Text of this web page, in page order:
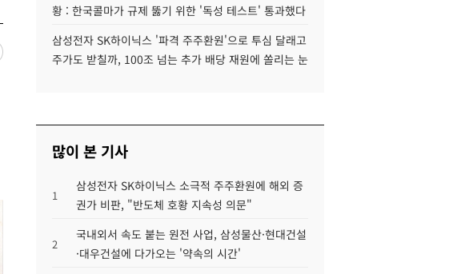
황 : 한국콜마가 규제 뚫기 위한 '독성 테스트' 통과했다
삼성전자 SK하이닉스 '파격 주주환원'으로 투심 달래고
주가도 받칠까, 100조 넘는 추가 배당 재원에 쏠리는 눈
많이 본 기사
1
삼성전자 SK하이닉스 소극적 주주환원에 해외 증
권가 비판, "반도체 호황 지속성 의문"
2
국내외서 속도 붙는 원전 사업, 삼성물산·현대건설
·대우건설에 다가오는 '약속의 시간'